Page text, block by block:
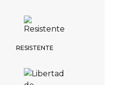
NO SE ADMITEN
DEVOLUCIONES
RESISTENTE